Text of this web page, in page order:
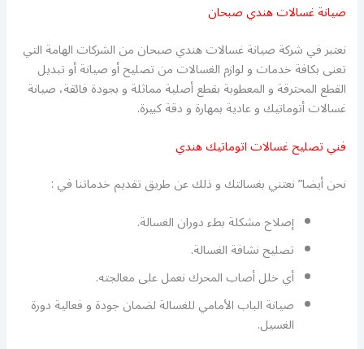
صيانة غسالات هندي صبحان
نعتبر في شركة صيانة غسالات هندي صبحان من الشركات الهامة التي
تعنى بكافة خدمات و لوازم الغسالات من تصليح أو صيانة أو تبديل
القطع المحترقة و المعطوبة بقطع أصلية مماثلة و بجودة فائقة، صيانة
غسالات أتوماتيك و عادية بمهارة و دقة كبيرة.
فني تصليح غسالات اتوماتيك هندي
نحن أيضا” نعتني بغسالتك و ذلك عن طريق تقديم خدماتنا في :
إصلاح مشكلة بطء دوران الغسالة.
تصليح نشافة الغسالة.
أي خلل أصاب المحرك نعمل على معالجته.
صيانة الباب الأمامي للغسالة لضمان جودة و فعالية دورة
الغسيل.